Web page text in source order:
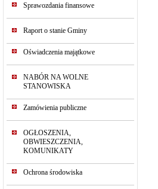
Sprawozdania finansowe
Raport o stanie Gminy
Oświadczenia majątkowe
NABÓR NA WOLNE
STANOWISKA
Zamówienia publiczne
OGŁOSZENIA,
OBWIESZCZENIA,
KOMUNIKATY
Ochrona środowiska